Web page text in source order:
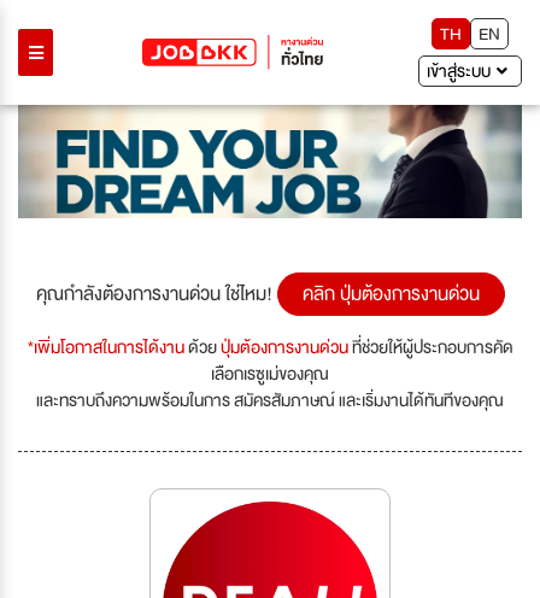
TH
EN
เข้าสู่ระบบ
คุณกำลังต้องการงานด่วน ใช่ไหม! คลิก ปุ่มต้องการงานด่วน
*เพิ่มโอกาสในการได้งานด้วยปุ่มต้องการงานด่วนที่ช่วยให้ผู้ประกอบการคัด
เลือกเรซูเม่ของคุณ
และทราบถึงความพร้อมในการ สมัครสัมภาษณ์ และเริ่มงานได้ทันทีของคุณ